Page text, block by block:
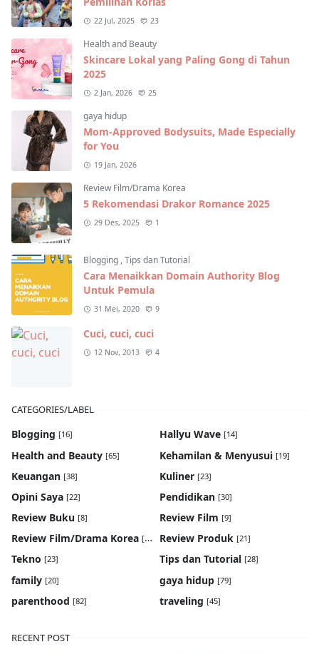
22 Jul, 2025 23
Health and Beauty
Skincare Lokal yang Paling Gong di Tahun
2025
2 Jan, 2026 25
gaya hidup
Mom-Approved Bodysuits, Made Especially
for You
19 Jan, 2026
Review Film/Drama Korea
5 Rekomendasi Drakor Romance 2025
29 Des, 2025 1
Blogging ,Tips dan Tutorial
Cara Menaikkan Domain Authority Blog
Untuk Pemula
31 Mei, 2020 9
Cuci, cuci, cuci
12 Nov, 2013 4
CATEGORIES/LABEL
Blogging [16] Hallyu Wave [14]
Health and Beauty [65] Kehamilan & Menyusui [19]
Keuangan [38] Kuliner [23]
Opini Saya [22] Pendidikan [30]
Review Buku [8] Review Film [9]
Review Film/Drama Korea [22] Review Produk [21]
Tekno [23] Tips dan Tutorial [28]
family [20] gaya hidup [79]
parenthood [82] traveling [45]
RECENT POST